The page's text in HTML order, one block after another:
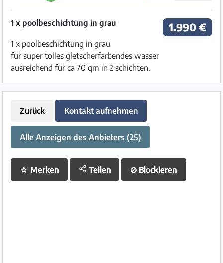
1.990 €
1 x poolbeschichtung in grau
1 x poolbeschichtung in grau
für super tolles gletscherfarbendes wasser
ausreichend für ca 70 qm in 2 schichten.
Zurück Kontakt aufnehmen
Alle Anzeigen des Anbieters (25)
☆ Merken Teilen ⊘ Blockieren